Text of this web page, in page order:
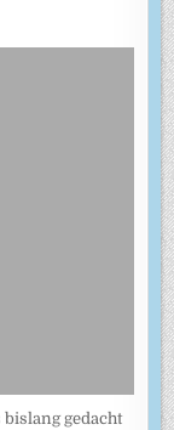
gedacht